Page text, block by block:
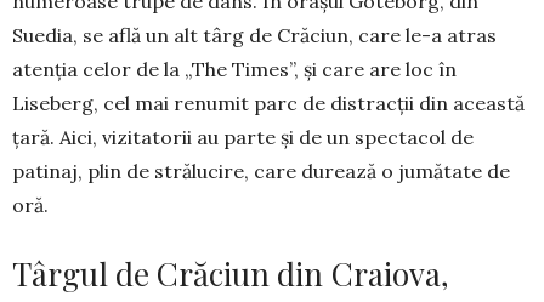
Suedia, se află un alt târg de Crăciun, care le-a atras
aten­ția celor de la „The Times”, și care are loc în
Liseberg, cel mai renumit parc de distracții din această
țară. Aici, vizitatorii au parte și de un spectacol de
patinaj, plin de strălucire, care durea­ză o jumătate de
oră.
Târgul de Crăciun din Craiova,